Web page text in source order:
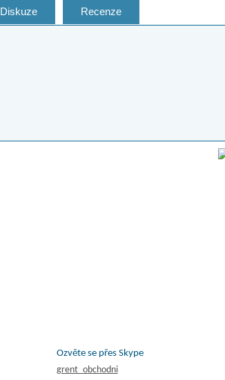
Diskuze Recenze
Ozvěte se přes Skype
grent_obchodni